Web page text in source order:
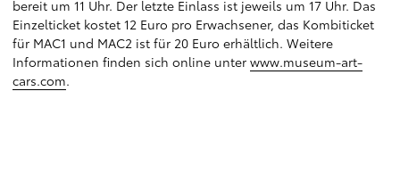
bereit um 11 Uhr. Der letzte Einlass ist jeweils um 17 Uhr. Das
Einzelticket kostet 12 Euro pro Erwachsener, das Kombiticket
für MAC1 und MAC2 ist für 20 Euro erhältlich. Weitere
Informationen finden sich online unter www.museum-art-
cars.com.